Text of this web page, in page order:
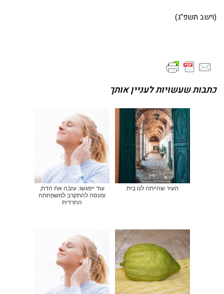
(וישב תשפ"ג)
כתבות שעשויות לעניין אותך
העיר שהייתה לנו בית
עוד ייפגשו: עזבה את הדת,
ומנסה להתקרב למשפחתה
החרדית